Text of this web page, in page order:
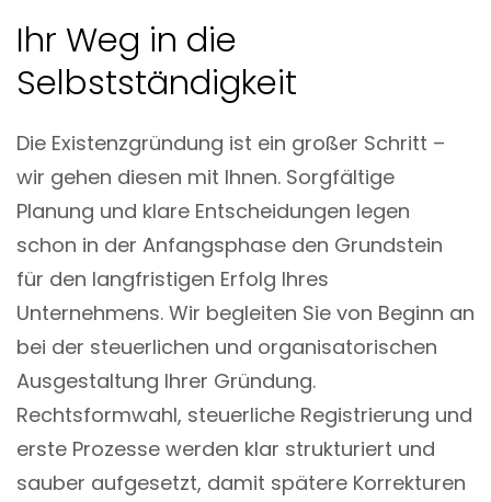
Ihr Weg in die
Selbstständigkeit
Die Existenzgründung ist ein großer Schritt –
wir gehen diesen mit Ihnen. Sorgfältige
Planung und klare Entscheidungen legen
schon in der Anfangsphase den Grundstein
für den langfristigen Erfolg Ihres
Unternehmens. Wir begleiten Sie von Beginn an
bei der steuerlichen und organisatorischen
Ausgestaltung Ihrer Gründung.
Rechtsformwahl, steuerliche Registrierung und
erste Prozesse werden klar strukturiert und
sauber aufgesetzt, damit spätere Korrekturen